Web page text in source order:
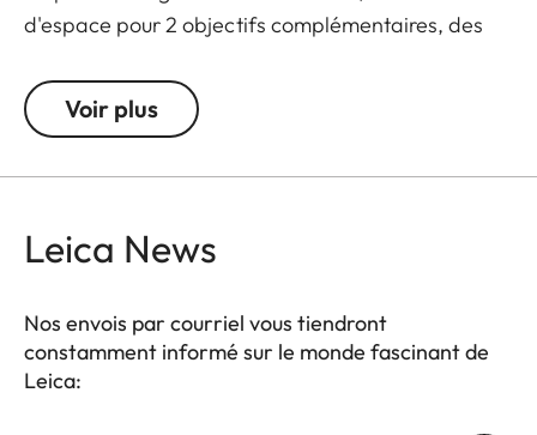
d'espace pour 2 objectifs complémentaires, des
stylé mais discret, il peut aussi constituer un sac
universel pour un usage au quotidien.
Voir plus
Leica News
Nos envois par courriel vous tiendront
constamment informé sur le monde fascinant de
Leica: